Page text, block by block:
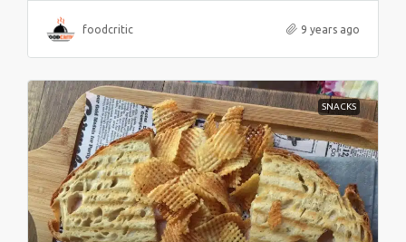
foodcritic 9 years ago
SNACKS